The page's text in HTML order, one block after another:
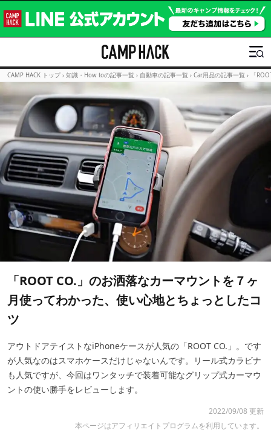
CAMP HACK トップ › 知識・How toの記事一覧 › 自動車の記事一覧 › Car用品の記事一覧 › 「
「ROOT CO.」のお洒落なカーマウントを７ヶ
月使ってわかった、使い心地とちょっとしたコ
ツ
アウトドアテイストなiPhoneケースが人気の「ROOT CO.」。です
が人気なのはスマホケースだけじゃないんです。リール式カラビナ
も人気ですが、今回はワンタッチで装着可能なグリップ式カーマウ
ントの使い勝手をレビューします。
2022/09/08 更新
本ページはアフィリエイトプログラムを利用しています。